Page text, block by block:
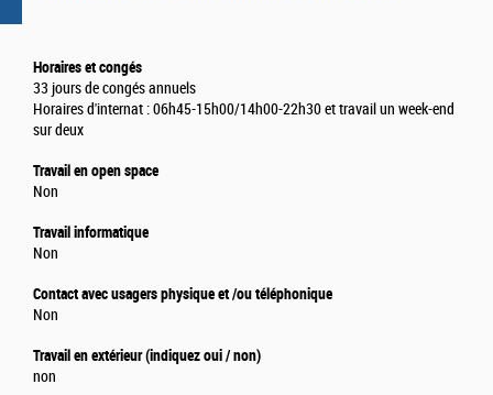
Horaires et congés
33 jours de congés annuels
Horaires d'internat : 06h45-15h00/14h00-22h30 et travail un week-end
sur deux
Travail en open space
Non
Travail informatique
Non
Contact avec usagers physique et /ou téléphonique
Non
Travail en extérieur (indiquez oui / non)
non